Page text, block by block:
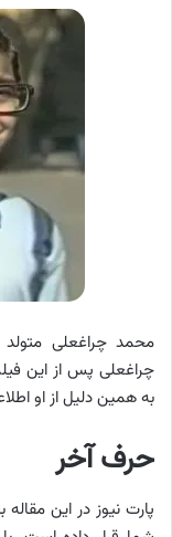
چراغعلی پس از این
به همین دلیل از او
حرف آخر
پارت نیوز در این